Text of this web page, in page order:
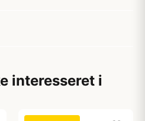
interesseret i